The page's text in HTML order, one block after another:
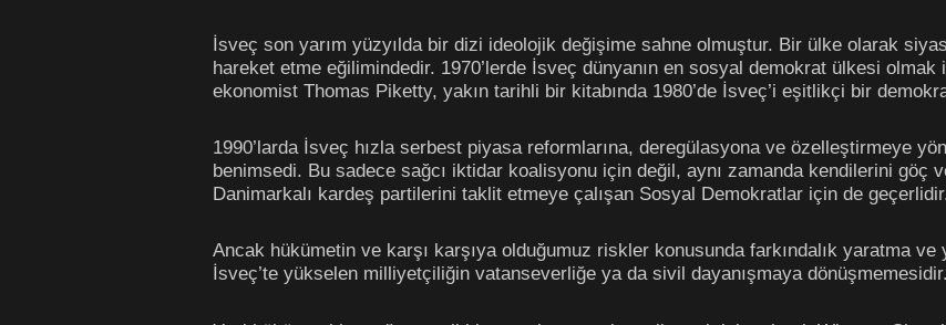
İsveç son yarım yüzyılda bir dizi ideolojik değişime sahne olmuştur. Bir ülke olarak
hareket etme eğilimindedir. 1970’lerde İsveç dünyanın en sosyal demokrat ülkesi
ekonomist Thomas Piketty, yakın tarihli bir kitabında 1980’de İsveç’i eşitlikçi bir
1990’larda İsveç hızla serbest piyasa reformlarına, deregülasyona ve özelleştirmeye
benimsedi. Bu sadece sağcı iktidar koalisyonu için değil, aynı zamanda kendilerini göç
Danimarkalı kardeş partilerini taklit etmeye çalışan Sosyal Demokratlar için de
Ancak hükümetin ve karşı karşıya olduğumuz riskler konusunda farkındalık yaratma
İsveç’te yükselen milliyetçiliğin vatanseverliğe ya da sivil dayanışmaya dönüşmemesidir.